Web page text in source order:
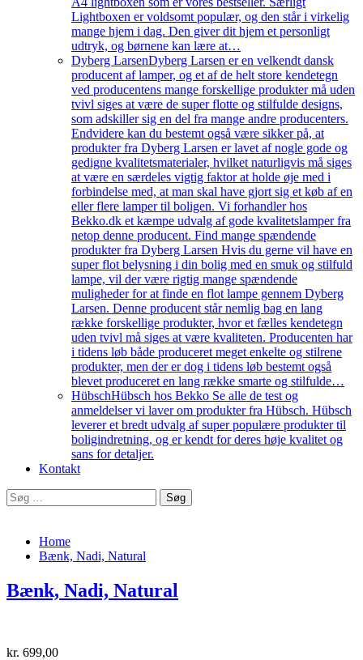
Lightboxen er voldsomt populær, og den står i virkelig
mange hjem i dag. Den giver dit hjem et personligt
udtryk, og børnene kan lære at…
Dyberg LarsenDyberg Larsen er en velkendt dansk
producent af lamper, og et af de helt store kendetegn
ved producentens mange forskellige produkter må uden
tvivl siges at være de super flotte og stilfulde designs,
som adskiller sig en del fra mange andre producenters.
Endvidere kan du bestemt også være sikker på, at
produkter fra Dyberg Larsen er lavet af nogle gode og
gedigne kvalitetsmaterialer, hvilket naturligvis må siges
at være en særdeles vigtig faktor at holde øje med i
forbindelse med, at man skal have gjort sig et køb af en
eller flere lamper til boligen. Vi forhandler hos
Bekko.dk et kæmpe udvalg af gode kvalitetslamper fra
netop denne producent. Find mange spændende
produkter fra Dyberg Larsen Hvis du gerne vil have en
super flot belysning i din bolig med en smuk og stilfuld
lampe, vil der være rigtig mange spændende
muligheder for at finde en flot lampe gennem Dyberg
Larsen. Denne producent står nemlig bag en lang
række forskellige produkter, hvor et fælles kendetegn
uden tvivl må siges at være kvaliteten. Producenten har
i tidens løb både produceret meget enkelte og stilrene
produkter, men der er dog i tidens løb bestemt også
blevet produceret en lang række smarte og stilfulde…
HübschHübsch hos Bekko Se alle de test og
anmeldelser vi laver om produkter fra Hübsch. Hübsch
leverer et bredt udvalg af super populære produkter til
boligindretning, og er kendt for deres høje kvalitet og
sans for detaljer.
Kontakt
Søg
efter:
Home
Bænk, Nadi, Natural
Bænk, Nadi, Natural
kr. 699,00